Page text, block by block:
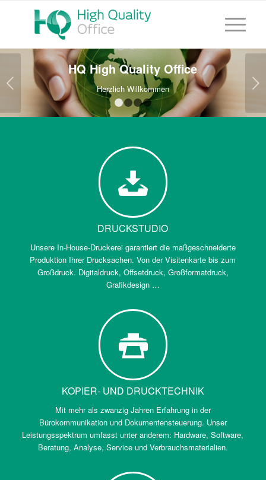
HQ High Quality Office
Herzlich Willkommen Weiter
1 2 3 4
DRUCKSTUDIO
Unsere In-House-Druckerei garantiert die maßgeschneiderte
Produktion Ihrer Drucksachen. Von der Visitenkarte bis zum
Großdruck. Digitaldruck, Offsetdruck, Großformatdruck,
Grafikdesign …
KOPIER- UND DRUCKTECHNIK
Mit mehr als zwanzig Jahren Erfahrung in der
Bürokommunikation und Dokumentensteuerung. Unser
Leistungsspektrum umfasst unter anderem: Hardware, Software,
Beratung, Analyse, Service und Verbrauchsmaterialien.